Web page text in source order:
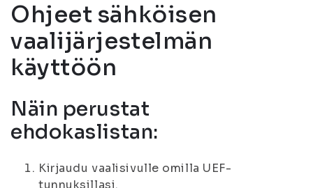
Ohjeet sähköisen
vaalijärjestelmän
käyttöön
Näin perustat
ehdokaslistan:
Kirjaudu vaalisivulle omilla UEF-
tunnuksillasi.